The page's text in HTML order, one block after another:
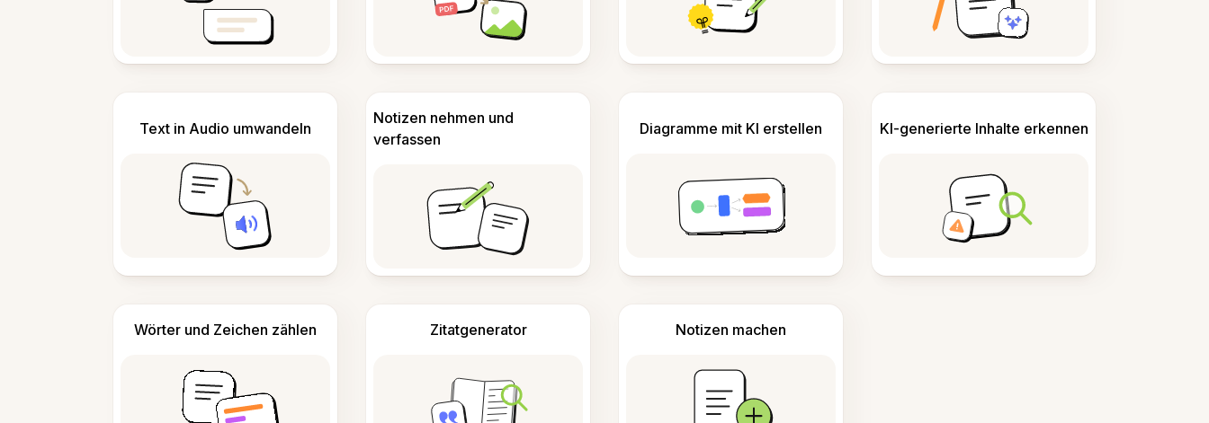
Text in Audio umwandeln
Notizen nehmen und
verfassen
Diagramme mit KI erstellen KI-generierte Inhalte erkennen
Wörter und Zeichen zählen Zitatgenerator Notizen machen